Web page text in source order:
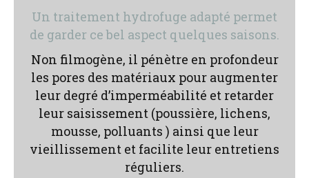
Un traitement hydrofuge adapté permet
de garder ce bel aspect quelques saisons.
Non filmogène, il pénètre en profondeur
les pores des matériaux pour augmenter
leur degré d’imperméabilité et retarder
leur saisissement (poussière, lichens,
mousse, polluants ) ainsi que leur
vieillissement et facilite leur entretiens
réguliers.